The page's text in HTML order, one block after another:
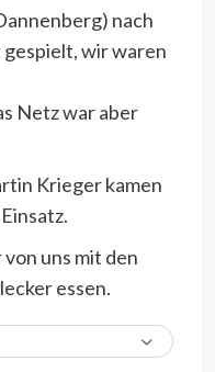
nach
gespielt, wir waren
Netz war aber
Krieger kamen
uns mit den
essen.